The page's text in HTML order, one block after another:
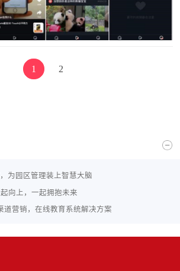
1 2
为园区管理装上智慧大脑
向上，一起拥抱未来
道营销，在线教育系统解决方案